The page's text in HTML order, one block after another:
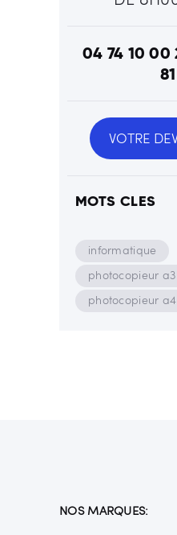
04 74 10
VOTRE
MOTS CLES
informatique
photocopieur a3
photocopieur a4
NOS MARQUES: